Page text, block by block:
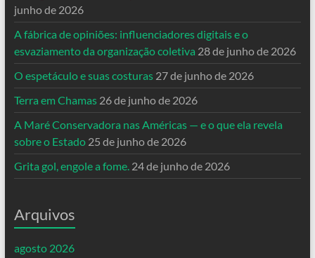
junho de 2026
A fábrica de opiniões: influenciadores digitais e o
esvaziamento da organização coletiva 28 de junho de 2026
O espetáculo e suas costuras 27 de junho de 2026
Terra em Chamas 26 de junho de 2026
A Maré Conservadora nas Américas — e o que ela revela
sobre o Estado 25 de junho de 2026
Grita gol, engole a fome. 24 de junho de 2026
Arquivos
agosto 2026